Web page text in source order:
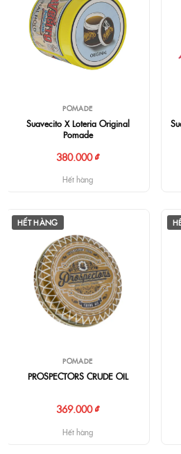
POMADE
Suavecito X Loteria Original
Pomade
380.000 ₫
Hết hàng
HẾT HÀNG
POMADE
PROSPECTORS CRUDE OIL
369.000 ₫
Hết hàng